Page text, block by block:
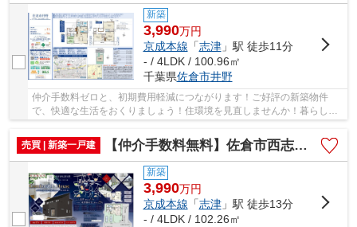
新築
3,990万円
京成本線 「志津」駅 徒歩11分
- / 4LDK / 100.96㎡
千葉県佐倉市井野
仲介手数料ゼロと、初期費用軽減につながります！ご好評の新築物件
で、快適な生活をおくりましょう！住環境を見直しませんか！暮らしの
売買 | 新築一戸建
【仲介手数料無料】佐倉市西志津 新築戸建て
新築
3,990万円
京成本線 「志津」駅 徒歩13分
- / 4LDK / 102.26㎡